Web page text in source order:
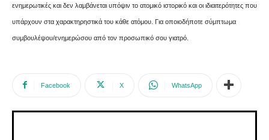
ενημερωτικές και δεν λαμβάνεται υπόψιν το ατομικό ιστορικό και οι ιδιαιτερότητες που
υπάρχουν στα χαρακτηρηστικά του κάθε ατόμου. Για οποιοδήποτε σύμπτωμα
συμβουλέψου/ενημερώσου από τον προσωπικό σου γιατρό.
Facebook X WhatsApp